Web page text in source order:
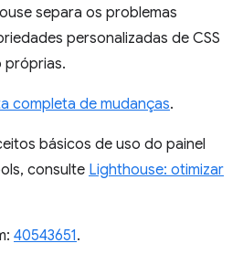
separa os problemas
personalizadas de CSS
próprias.
completa de mudanças.
básicos de uso do painel
consulte Lighthouse: otimizar
40543651.